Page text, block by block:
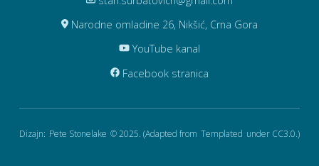
Narodne omladine 26, Nikšić, Crna Gora
YouTube kanal
Facebook stranica
Dizajn: Pete Stonelake © 2025. (Adapted from Templated under CC3.0.)